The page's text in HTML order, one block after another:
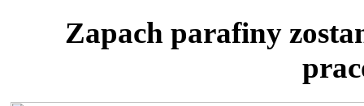
Zapach parafiny